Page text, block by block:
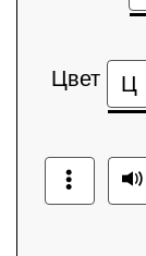
Цвет Ц